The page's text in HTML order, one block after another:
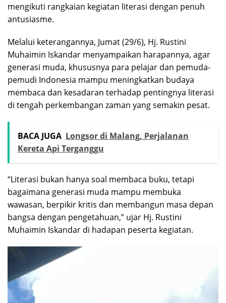
mengikuti rangkaian kegiatan literasi dengan penuh
antusiasme.
Melalui keterangannya, Jumat (29/6), Hj. Rustini
Muhaimin Iskandar menyampaikan harapannya, agar
generasi muda, khususnya para pelajar dan pemuda-
pemudi Indonesia mampu meningkatkan budaya
membaca dan kesadaran terhadap pentingnya literasi
di tengah perkembangan zaman yang semakin pesat.
BACA JUGA Longsor di Malang, Perjalanan
Kereta Api Terganggu
“Literasi bukan hanya soal membaca buku, tetapi
bagaimana generasi muda mampu membuka
wawasan, berpikir kritis dan membangun masa depan
bangsa dengan pengetahuan,” ujar Hj. Rustini
Muhaimin Iskandar di hadapan peserta kegiatan.